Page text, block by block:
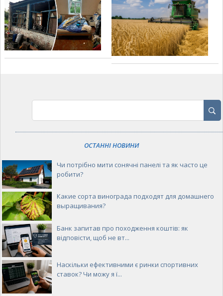
ОСТАННІ НОВИНИ
Чи потрібно мити сонячні панелі та як часто це
робити?
Какие сорта винограда подходят для домашнего
выращивания?
Банк запитав про походження коштів: як
відповісти, щоб не вт...
Наскільки ефективними є ринки спортивних
ставок? Чи можу я ї...